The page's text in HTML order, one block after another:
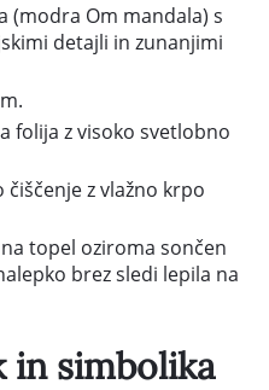
(modra Om mandala) s
detajli in zunanjimi
folija z visoko svetlobno
čiščenje z vlažno krpo
topel oziroma sončen
brez sledi lepila na
in simbolika